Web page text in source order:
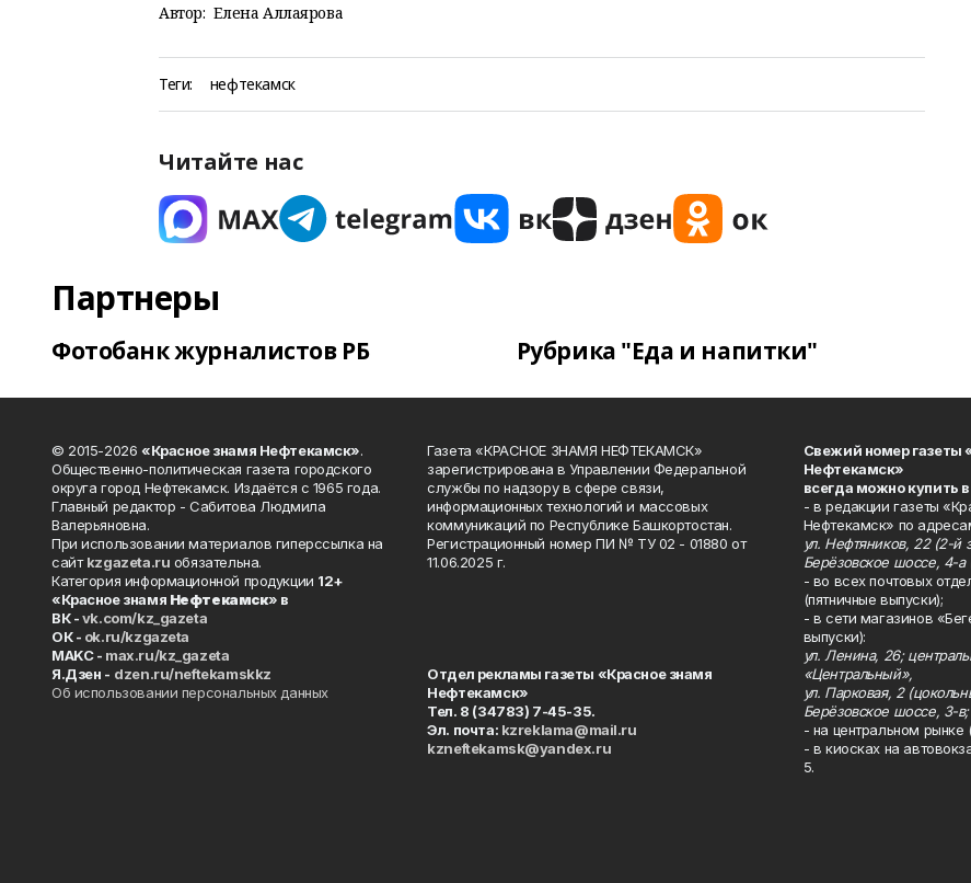
Автор: Елена Аллаярова
Теги: нефтекамск
Читайте нас
Партнеры
Фотобанк журналистов РБ Рубрика "Еда и напитки"
© 2015-2026 «Красное знамя Нефтекамск».
Общественно-политическая газета городского
округа город Нефтекамск. Издаётся с 1965 года.
Главный редактор - Сабитова Людмила
Валерьяновна.
При использовании материалов гиперссылка на
сайтkzgazeta.ru обязательна.
Категория информационной продукции 12+
«Красное знамя Нефтекамск» в
ВК -vk.com/kz_gazeta
ОК - ok.ru/kzgazeta
MAKC - max.ru/kz_gazeta
Я.Дзен - dzen.ru/neftekamskkz
Об использовании персональных данных
Газета «КРАСНОЕ ЗНАМЯ НЕФТЕКАМСК»
зарегистрирована в Управлении Федеральной
службы по надзору в сфере связи,
информационных технологий и массовых
коммуникаций по Республике Башкортостан.
Регистрационный номер ПИ № ТУ 02 - 01880 от
11.06.2025 г.
Отдел рекламы газеты «Красное знамя
Нефтекамск»
Тел. 8 (34783) 7-45-35.
Эл. почта: kzreklama@mail.ru
kzneftekamsk@yandex.ru
Свежий номер газеты
Нефтекамск»
всегда можно купить
- в редакции газеты
Нефтекамск» по
ул. Нефтяников, 22 (2-й
Берёзовское шоссе, 4-а
- во всех почтовых
(пятничные выпуски);
- в сети магазинов
выпуски):
ул. Ленина, 26;
«Центральный»,
ул. Парковая, 2
Берёзовское шоссе, 3-в;
- на центральном рынке
- в киосках на
5.